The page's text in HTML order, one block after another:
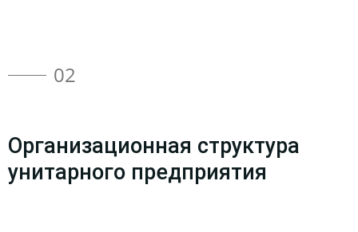
02
Организационная структура
унитарного предприятия